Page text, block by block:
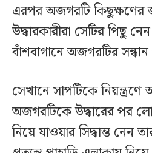
এরপর অজগরটি কিছুক্ষণের
উদ্ধারকারীরা সেটির পিছু
বাঁশবাগানে অজগরটির
সেখানে সাপটিকে নিয়ন্ত্রণে
অজগরটিকে উদ্ধারের পর
নিয়ে যাওয়ার সিদ্ধান্ত নেন